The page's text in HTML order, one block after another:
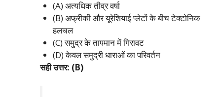
(A) अत्यधिक तीव्र वर्षा
(B) अफ्रीकी और यूरेशियाई प्लेटों के बीच टेक्टोनिक
हलचल
(C) समुद्र के तापमान में गिरावट
(D) केवल समुद्री धाराओं का परिवर्तन
सही उत्तर: (B)